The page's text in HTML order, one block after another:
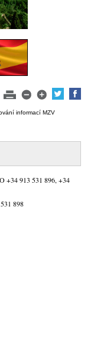
informací MZV
+34 913 531 896, +34
898